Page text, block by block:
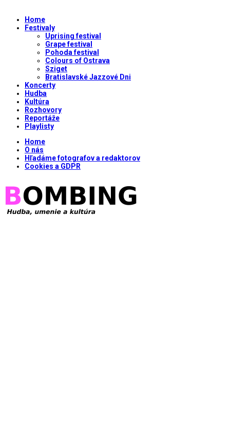
Home
Festivaly
Uprising festival
Grape festival
Pohoda festival
Colours of Ostrava
Sziget
Bratislavské Jazzové Dni
Koncerty
Hudba
Kultúra
Rozhovory
Reportáže
Playlisty
Home
O nás
Hľadáme fotografov a redaktorov
Cookies a GDPR